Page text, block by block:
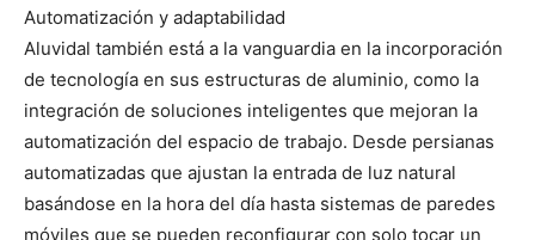
Automatización y adaptabilidad
Aluvidal también está a la vanguardia en la incorporación
de tecnología en sus estructuras de aluminio, como la
integración de soluciones inteligentes que mejoran la
automatización del espacio de trabajo. Desde persianas
automatizadas que ajustan la entrada de luz natural
basándose en la hora del día hasta sistemas de paredes
móviles que se pueden reconfigurar con solo tocar un